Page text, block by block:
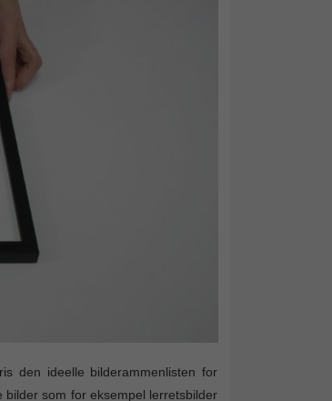
den ideelle bilderammenlisten for
som for eksempel lerretsbilder